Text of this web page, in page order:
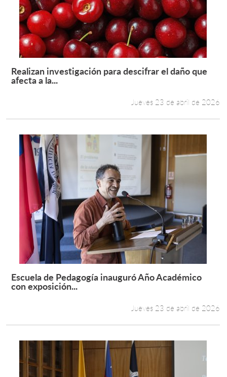
Leer más +
Realizan investigación para descifrar el daño que
afecta a la...
Jueves 23 de abril de 2026
Leer más +
Escuela de Pedagogía inauguró Año Académico
con exposición...
Jueves 23 de abril de 2026